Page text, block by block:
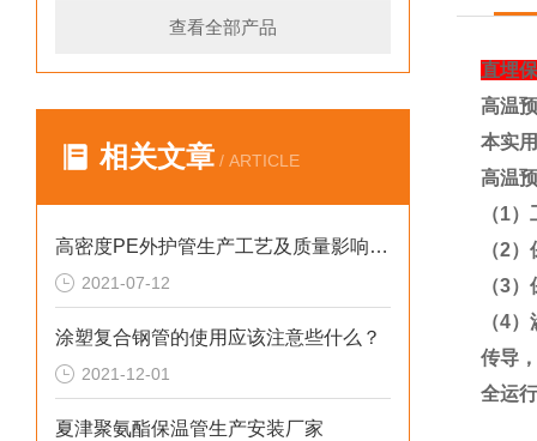
查看全部产品
相关文章 / ARTICLE
高密度PE外护管生产工艺及质量影响因素
2021-07-12
涂塑复合钢管的使用应该注意些什么？
2021-12-01
夏津聚氨酯保温管生产安装厂家
直埋
高温
本实
高温
（1）
（2）
（3）
（4）
传导
全运